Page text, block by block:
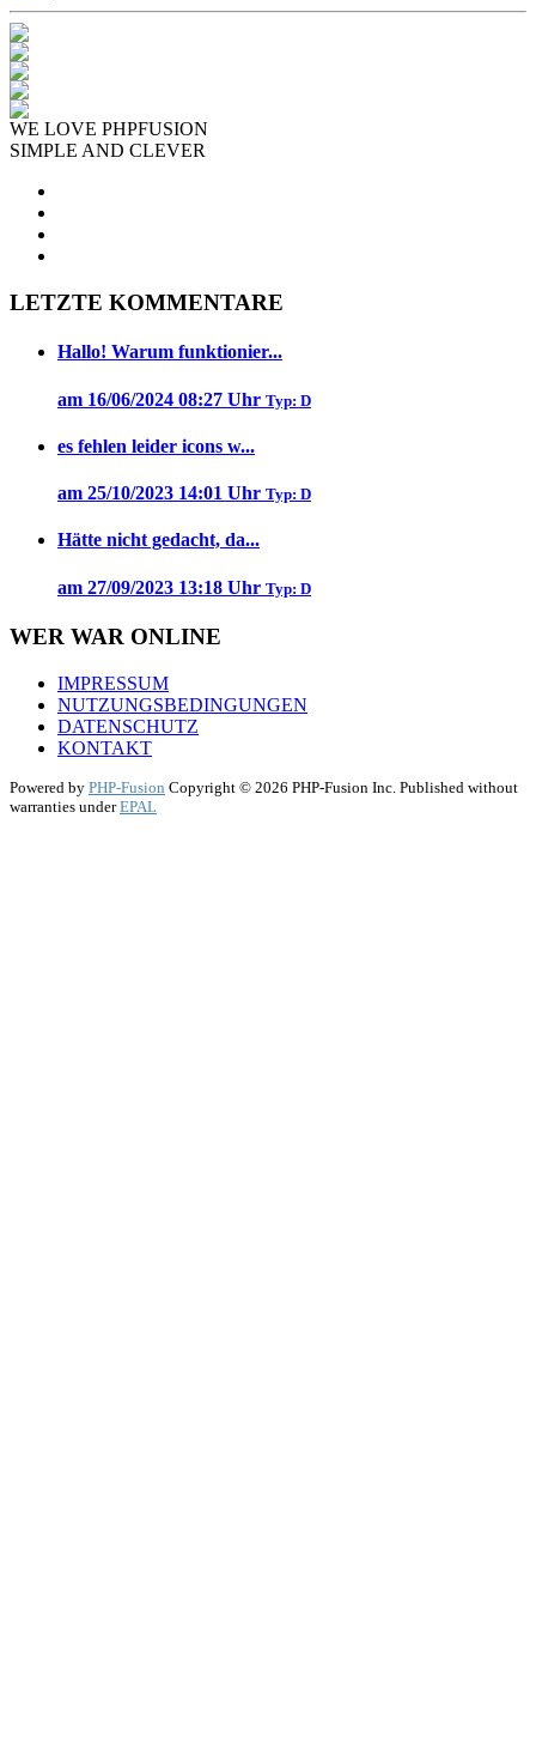
WE LOVE PHPFUSION
SIMPLE AND CLEVER
LETZTE KOMMENTARE
Hallo! Warum funktionier...
am 16/06/2024 08:27 Uhr Typ: D
es fehlen leider icons w...
am 25/10/2023 14:01 Uhr Typ: D
Hätte nicht gedacht, da...
am 27/09/2023 13:18 Uhr Typ: D
WER WAR ONLINE
IMPRESSUM
NUTZUNGSBEDINGUNGEN
DATENSCHUTZ
KONTAKT
Powered by PHP-Fusion Copyright © 2026 PHP-Fusion Inc. Published without
warranties underEPAL